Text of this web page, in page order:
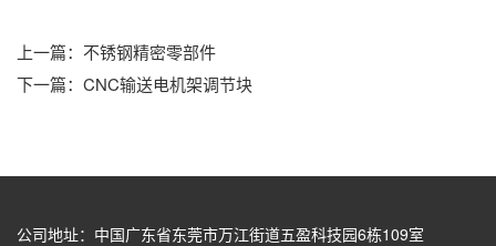
上一篇： 不锈钢精密零部件
下一篇： CNC输送电机架调节块
公司地址：中国广东省东莞市万江街道五盈科技园6栋109室